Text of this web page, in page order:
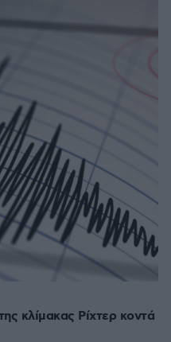
κλίμακας Ρίχτερ κοντά